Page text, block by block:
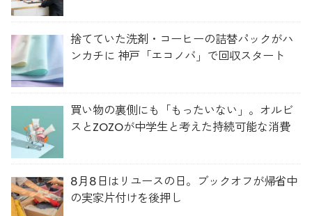
捨てていた洗剤・コーヒーの詰替パックがハ
ンカチに 神戸「エコノバ」で回収スタート
買い物の裏側にも「もったいない」。オルビ
スとZOZOが中学生と考えた持続可能な消費
8月8日はリユースの日。ブックオフが帰省中
の実家片付けを後押し